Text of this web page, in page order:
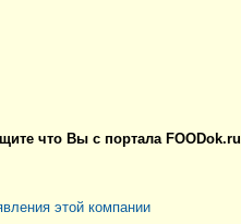
что Вы с портала FOODok.ru
этой компании